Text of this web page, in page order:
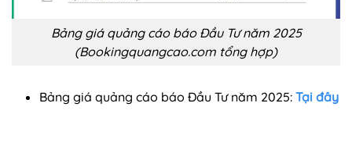
Bảng giá quảng cáo báo Đầu Tư năm 2025
(Bookingquangcao.com tổng hợp)
Bảng giá quảng cáo báo Đầu Tư năm 2025: Tại đây